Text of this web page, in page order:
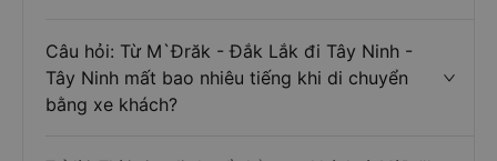
Câu hỏi: Từ M`Đrăk - Đắk Lắk đi Tây Ninh -
Tây Ninh mất bao nhiêu tiếng khi di chuyển
bằng xe khách?